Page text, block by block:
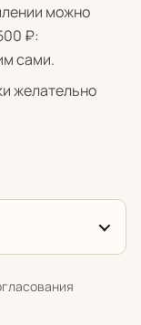
можно
₽:
сами.
желательно